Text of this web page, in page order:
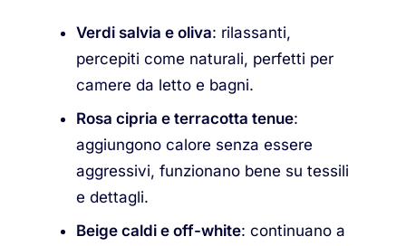
Verdi salvia e oliva: rilassanti,
percepiti come naturali, perfetti per
camere da letto e bagni.
Rosa cipria e terracotta tenue:
aggiungono calore senza essere
aggressivi, funzionano bene su tessili
e dettagli.
Beige caldi e off-white: continuano a